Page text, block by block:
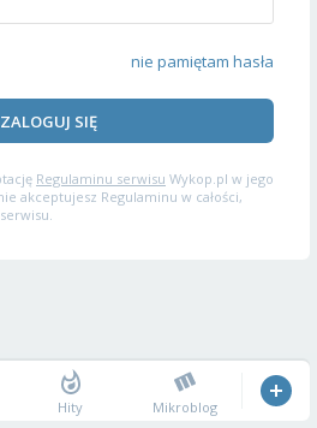
nie pamiętam hasła
ZALOGUJ SIĘ
Regulaminu serwisu Wykop.pl w jego
akceptujesz Regulaminu w całości,
Hity Mikroblog